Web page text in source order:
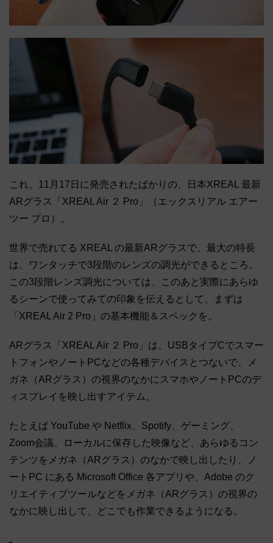
これ、11月17日に発売されたばかりの、日本XREAL 最新
ARグラス「XREAL Air ２ Pro」（エックスリアル エアー
ツー プロ）。
世界で売れてる XREAL の最新ARグラスで、最大の特長
は、ワンタッチで3段階のレンズの調光ができるところ。
この3段階レンズ調光については、このあと実際にあらゆ
るシーンで使ってみての印象を伝えるとして、まずは
「XREAL Air 2 Pro」の基本機能＆スペックを。
ARグラス「XREAL Air ２ Pro」は、USBタイプCでスマー
トフォンやノートPCなどの各種デバイスとつないで、メ
ガネ（ARグラス）の視界のなかにスマホやノートPCのデ
ィスプレイを映し出すアイテム。
たとえば YouTube や Netflix、Spotify、ゲーミング、
Zoom会議、ローカルに保存した映像など、あらゆるコン
テンツをメガネ（ARグラス）のなかで映し出したり、ノ
ートPC にある Microsoft Office 各アプリや、Adobe のク
リエイティブツールなどをメガネ（ARグラス）の視界の
なかに映し出して、どこでも作業できるようになる。